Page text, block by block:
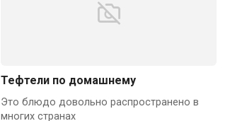
Тефтели по домашнему
Это блюдо довольно распространено в
многих странах